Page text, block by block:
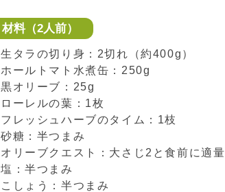
材料（2人前）
生タラの切り身：2切れ（約400g）
ホールトマト水煮缶：250g
黒オリーブ：25g
ローレルの葉：1枚
フレッシュハーブのタイム：1枝
砂糖：半つまみ
オリーブクエスト：大さじ2と食前に適量
塩：半つまみ
こしょう：半つまみ